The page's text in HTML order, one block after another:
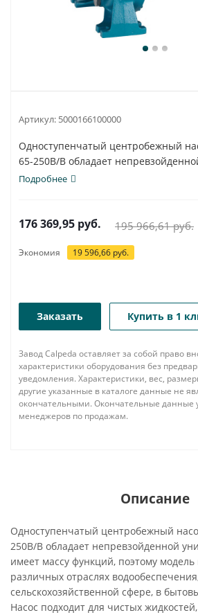
Артикул: 5000166100000
Одноступенчатый центробежный
65-250B/B обладает
универсальностью...
Подробнее
176 369,95 руб. 195 966,61руб.
Экономия 19 596,66 руб.
Заказать Купить в 1
Завод Calpeda оставляет за собой право
характеристики оборудования без
уведомления. Характеристики, вес,
другие указанные в каталоге данные не
окончательными. Окончательные данные
менеджеров по продажам.
Описание
Одноступенчатый центробежный
250B/B обладает непревзойденной
имеет массу функций, поэтому
различных отраслях
сельскохозяйственной сфере, в
Насос подходит для чистых